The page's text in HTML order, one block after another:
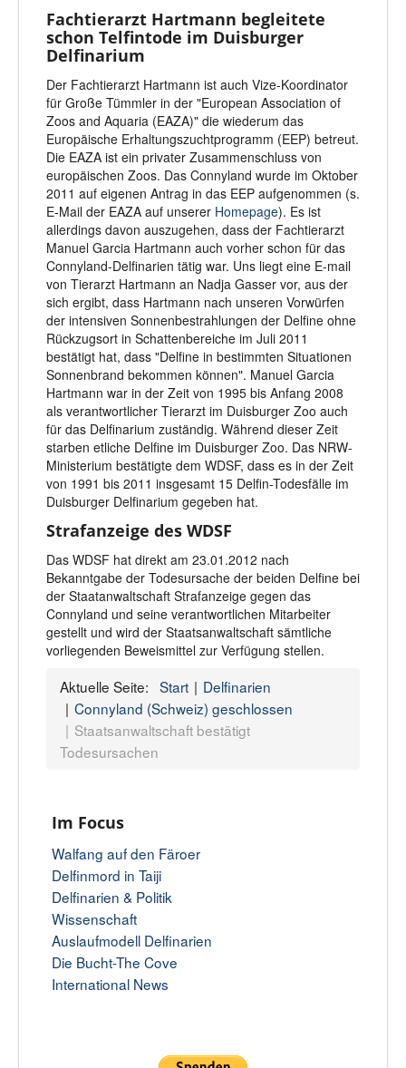
Fachtierarzt Hartmann begleitete
schon Telfintode im Duisburger
Delfinarium
Der Fachtierarzt Hartmann ist auch Vize-Koordinator
für Große Tümmler in der "European Association of
Zoos and Aquaria (EAZA)" die wiederum das
Europäische Erhaltungszuchtprogramm (EEP) betreut.
Die EAZA ist ein privater Zusammenschluss von
europäischen Zoos. Das Connyland wurde im Oktober
2011 auf eigenen Antrag in das EEP aufgenommen (s.
E-Mail der EAZA auf unserer Homepage). Es ist
allerdings davon auszugehen, dass der Fachtierarzt
Manuel Garcia Hartmann auch vorher schon für das
Connyland-Delfinarien tätig war. Uns liegt eine E-mail
von Tierarzt Hartmann an Nadja Gasser vor, aus der
sich ergibt, dass Hartmann nach unseren Vorwürfen
der intensiven Sonnenbestrahlungen der Delfine ohne
Rückzugsort in Schattenbereiche im Juli 2011
bestätigt hat, dass "Delfine in bestimmten Situationen
Sonnenbrand bekommen können". Manuel Garcia
Hartmann war in der Zeit von 1995 bis Anfang 2008
als verantwortlicher Tierarzt im Duisburger Zoo auch
für das Delfinarium zuständig. Während dieser Zeit
starben etliche Delfine im Duisburger Zoo. Das NRW-
Ministerium bestätigte dem WDSF, dass es in der Zeit
von 1991 bis 2011 insgesamt 15 Delfin-Todesfälle im
Duisburger Delfinarium gegeben hat.
Strafanzeige des WDSF
Das WDSF hat direkt am 23.01.2012 nach
Bekanntgabe der Todesursache der beiden Delfine bei
der Staatanwaltschaft Strafanzeige gegen das
Connyland und seine verantwortlichen Mitarbeiter
gestellt und wird der Staatsanwaltschaft sämtliche
vorliegenden Beweismittel zur Verfügung stellen.
Aktuelle Seite: Start
Delfinarien
Connyland (Schweiz) geschlossen
Staatsanwaltschaft bestätigt
Todesursachen
Im Focus
Walfang auf den Färoer
Delfinmord in Taiji
Delfinarien & Politik
Wissenschaft
Auslaufmodell Delfinarien
Die Bucht-The Cove
International News